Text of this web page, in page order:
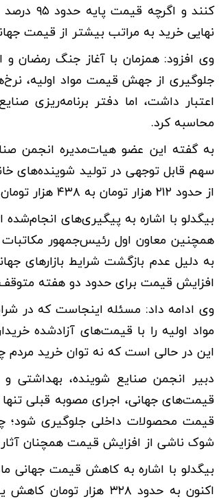
کنند و
نهایی خرید به مراتب بیشتر از قیمت
وی افزود: همزمان با آغاز جنگ
محاسبه کرد.
از حدود ۲۱۲ هزار تومان به ۴۳۸ هزار تومان رسید.
بیگدلو با اشاره به پیگیری‌های
همچنین معاون اول رئیس‌جمهور مکاتبات
به دلیل عدم بازگشت شرایط بازار‌های
افزایش قیمت برای حدود دو هفته متوقف شد، اما از ۱۷ خردادماه
وی ادامه داد: مسئله اینجاست که در
این در حالی است که نه توان خرید مردم
دبیر انجمن صنایع شوینده،
قیمت‌های جهانی، اجرای مصوبه قبلی
قیمت محصولات داخلی جلوگیری شود؛
شوک ناشی از افزایش قیمت همچنان آثار
اکنون به حدود ۳۲۸